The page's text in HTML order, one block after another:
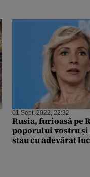
01 Sept. 2022, 22:32
Rusia, furioasă pe
poporului vostru
stau cu adevărat